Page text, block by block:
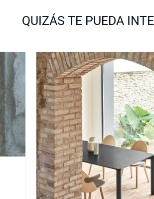
QUIZÁS TE PUEDA